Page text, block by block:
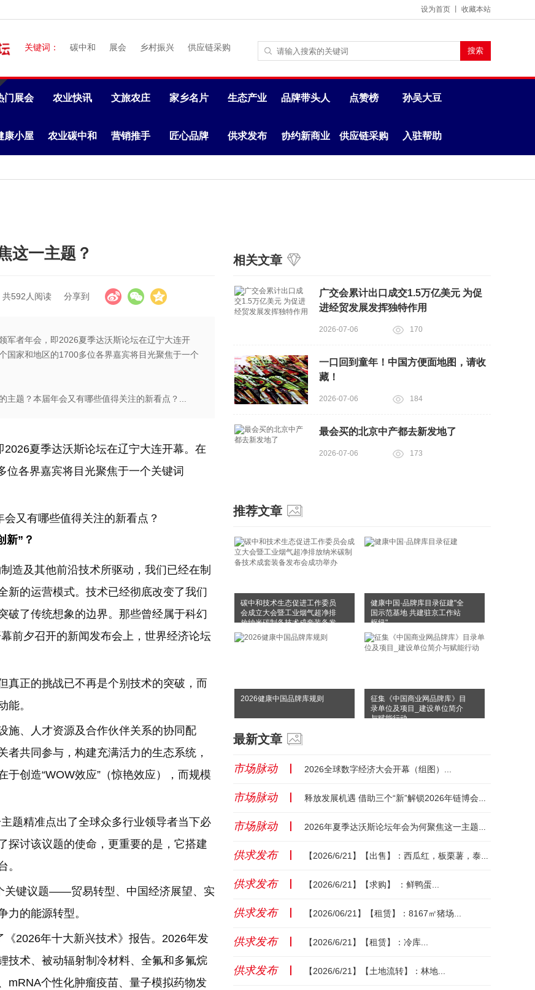
设为首页 收藏本站
关键词： 碳中和 展会 乡村振兴 供应链采购
门展会 农业快讯 文旅农庄 家乡名片 生态产业 品牌带头人 点赞榜 孙吴大豆
康小屋 农业碳中和 营销推手 匠心品牌 供求发布 协约新商业 供应链采购 入驻帮助
这一主题？
共592人阅读 分享到
军者年会，即2026夏季达沃斯论坛在辽宁大连开
国家和地区的1700多位各界嘉宾将目光聚焦于一个
主题？本届年会又有哪些值得关注的新看点？...
2026夏季达沃斯论坛在辽宁大连开幕。在
各界嘉宾将目光聚焦于一个关键词
又有哪些值得关注的新看点？
新”？
造及其他前沿技术所驱动，我们已经在制
新的运营模式。技术已经彻底改变了我们
破了传统想象的边界。那些曾经属于科幻
前夕召开的新闻发布会上，世界经济论坛
真正的挑战已不再是个别技术的突破，而
能。
施、人才资源及合作伙伴关系的协同配
共同参与，构建充满活力的生态系统，
创造“WOW效应”（惊艳效应），而规模
题精准点出了全球众多行业领导者当下必
探讨该议题的使命，更重要的是，它搭建
。
关键议题——贸易转型、中国经济展望、实
力的能源转型。
2026年十大新兴技术》报告。2026年发
技术、被动辐射制冷材料、全氟和多氟烷
mRNA个性化肿瘤疫苗、量子模拟药物发
相关文章
广交会累计出口成交1.5万亿美元 为促
进经贸发展发挥独特作用
2026-07-06 170
一口回到童年！中国方便面地图，请收
藏！
2026-07-06 184
最会买的北京中产都去新发地了
2026-07-06 173
推荐文章
碳中和技术生态促进工作委员
会成立大会暨工业烟气超净排
放纳米碳制备技术成套装备发
布会成功举办
健康中国·品牌库目录征建"全
国示范基地 共建驻京工作站
枢纽"
2026健康中国品牌库规则
征集《中国商业网品牌库》目
录单位及项目_建设单位简介
与赋能行动
最新文章
市场脉动 2026全球数字经济大会开幕（组图）...
市场脉动 释放发展机遇 借助三个“新”解锁2026年链博会创新亮点...
市场脉动 2026年夏季达沃斯论坛年会为何聚焦这一主题？...
供求发布 【2026/6/21】【出售】：西瓜红，板栗薯，泰紫，榴莲蜜薯，哈密瓜...
供求发布 【2026/6/21】【求购】 ：鲜鸭蛋...
供求发布 【2026/06/21】【租赁】：8167㎡猪场...
供求发布 【2026/6/21】【租赁】：冷库...
供求发布 【2026/6/21】【土地流转】：林地...